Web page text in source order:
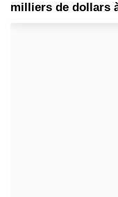
milliers de dollars